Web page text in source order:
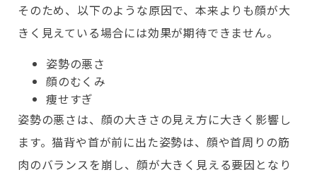
そのため、以下のような原因で、本来よりも顔が大
きく見えている場合には効果が期待できません。
姿勢の悪さ
顔のむくみ
痩せすぎ
姿勢の悪さは、顔の大きさの見え方に大きく影響し
ます。猫背や首が前に出た姿勢は、顔や首周りの筋
肉のバランスを崩し、顔が大きく見える要因となり